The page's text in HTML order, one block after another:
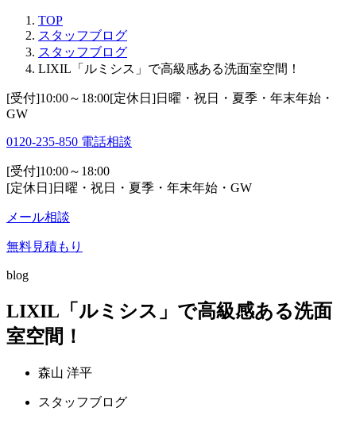
TOP
スタッフブログ
スタッフブログ
LIXIL「ルミシス」で高級感ある洗面室空間！
[受付]10:00～18:00[定休日]日曜・祝日・夏季・年末年始・
GW
0120-235-850 電話相談
[受付]10:00～18:00
[定休日]日曜・祝日・夏季・年末年始・GW
メール相談
無料見積もり
blog
LIXIL「ルミシス」で高級感ある洗面
室空間！
森山 洋平
スタッフブログ